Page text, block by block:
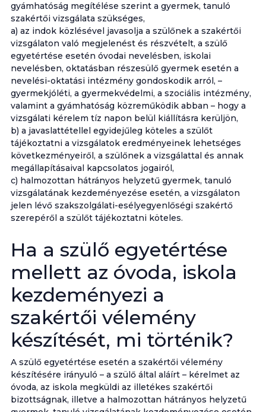
gyámhatóság megítélése szerint a gyermek, tanuló
szakértői vizsgálata szükséges,
a) az indok közlésével javasolja a szülőnek a szakértői
vizsgálaton való megjelenést és részvételt, a szülő
egyetértése esetén óvodai nevelésben, iskolai
nevelésben, oktatásban részesülő gyermek esetén a
nevelési-oktatási intézmény gondoskodik arról, –
gyermekjóléti, a gyermekvédelmi, a szociális intézmény,
valamint a gyámhatóság közreműködik abban – hogy a
vizsgálati kérelem tíz napon belül kiállításra kerüljön,
b) a javaslattétellel egyidejűleg köteles a szülőt
tájékoztatni a vizsgálatok eredményeinek lehetséges
következményeiről, a szülőnek a vizsgálattal és annak
megállapításaival kapcsolatos jogairól,
c) halmozottan hátrányos helyzetű gyermek, tanuló
vizsgálatának kezdeményezése esetén, a vizsgálaton
jelen lévő szakszolgálati-esélyegyenlőségi szakértő
szerepéről a szülőt tájékoztatni köteles.
Ha a szülő egyetértése
mellett az óvoda, iskola
kezdeményezi a
szakértői vélemény
készítését, mi történik?
A szülő egyetértése esetén a szakértői vélemény
készítésére irányuló – a szülő által aláírt – kérelmet az
óvoda, az iskola megküldi az illetékes szakértői
bizottságnak, illetve a halmozottan hátrányos helyzetű